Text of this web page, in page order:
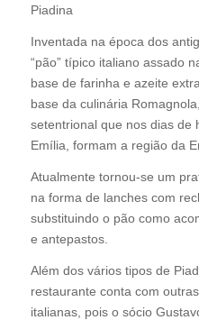
Piadina
Inventada na época dos
“pão” típico italiano assado
base de farinha e azeite
base da culinária
setentrional que nos dias de
Emília, formam a região da
Atualmente tornou-se um
na forma de lanches com
substituindo o pão como
e antepastos.
Além dos vários tipos de
restaurante conta com
italianas, pois o sócio